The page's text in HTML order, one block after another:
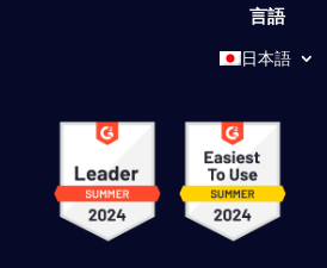
言語
日本語